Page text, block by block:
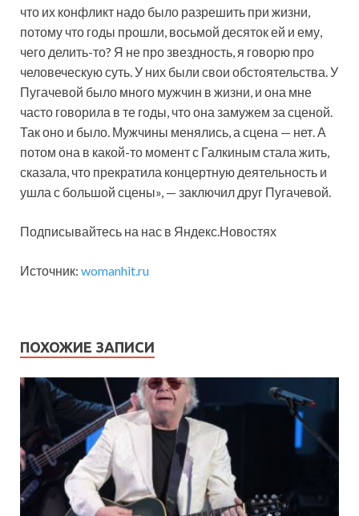
что их конфликт надо было разрешить при жизни,
потому что годы прошли, восьмой десяток ей и ему,
чего делить-то? Я не про звездность, я говорю про
человеческую суть. У них были свои обстоятельства. У
Пугачевой было много мужчин в жизни, и она мне
часто говорила в те годы, что она замужем за сценой.
Так оно и было. Мужчины менялись, а сцена — нет. А
потом она в какой-то момент с Галкиным стала жить,
сказала, что прекратила концертную деятельность и
ушла с большой сцены», — заключил друг Пугачевой.
Подписывайтесь на нас в Яндекс.Новостях
Источник: womanhit.ru
ПОХОЖИЕ ЗАПИСИ